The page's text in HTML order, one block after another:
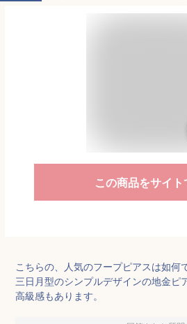
この商品をサイト
こちらの、人気のフープピアスは如何
三日月型のシンプルデザインの地金ピ
高級感もあります。